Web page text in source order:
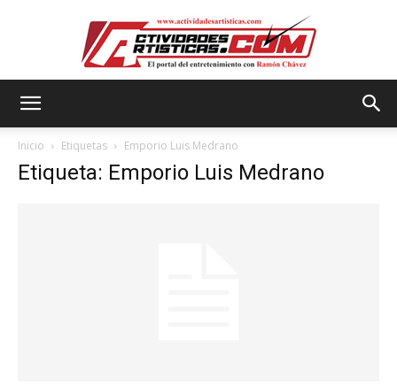
Inicio Etiquetas Emporio Luis Medrano
Etiqueta: Emporio Luis Medrano